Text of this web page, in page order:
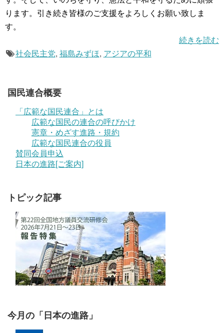
ります。引き続き皆様のご支援をよろしくお願い致しま
す。
続きを読む
社会民主党, 福島みずほ, アジアの平和
国民連合概要
「広範な国民連合」とは
広範な国民の連合の呼びかけ
憲章・めざす進路・規約
広範な国民連合の役員
賛同会員申込
日本の進路[ご案内]
トピック記事
今月の「日本の進路」